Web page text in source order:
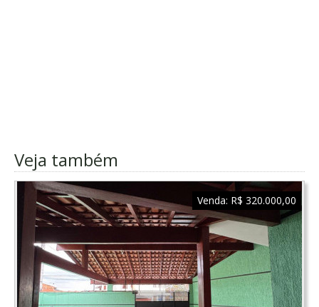
Veja também
Venda: R$ 320.000,00